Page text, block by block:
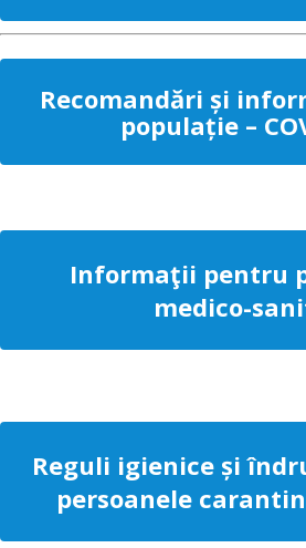
Recomandări și
populație –
Informaţii pentru
medico-
Reguli igienice și
persoanele